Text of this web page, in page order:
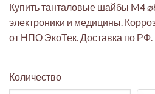
Купить танталовые шайбы M4
электроники и медицины.
от НПО ЭкоТек. Доставка по РФ.
Количество